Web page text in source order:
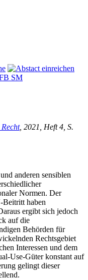
, 2021, Heft 4, S.
anderen sensiblen
Normen. Der
haben
ergibt sich jedoch
auf die
Behörden für
Rechtsgebiet
Interessen und dem
Use-Güter konstant auf
gelingt dieser